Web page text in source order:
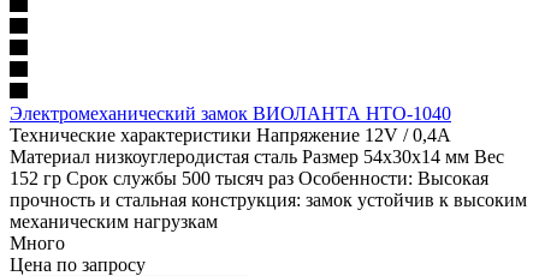
Электромеханический замок ВИОЛАНТА HTO-1040
Технические характеристики Напряжение 12V / 0,4А
Материал низкоуглеродистая сталь Размер 54x30x14 мм Вес
152 гр Срок службы 500 тысяч раз Особенности: Высокая
прочность и стальная конструкция: замок устойчив к высоким
механическим нагрузкам
Много
Цена по запросу